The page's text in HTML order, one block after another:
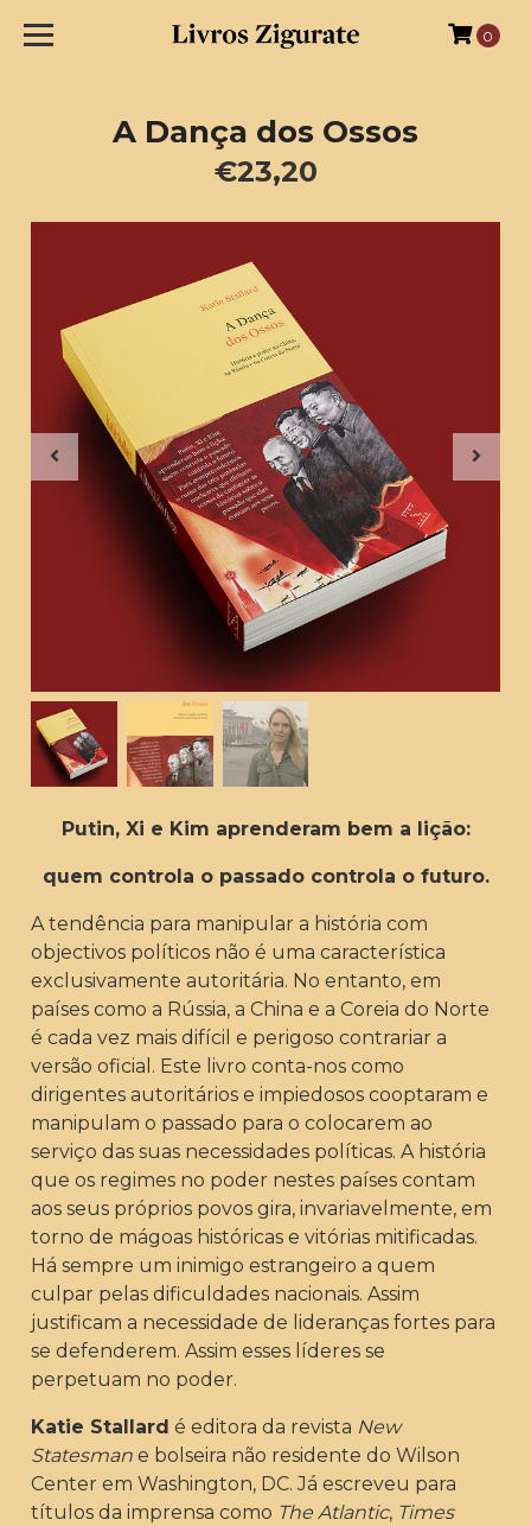
0
A Dança dos Ossos
€23,20
Putin, Xi e Kim aprenderam bem a lição:
quem controla o passado controla o futuro.
A tendência para manipular a história com
objectivos políticos não é uma característica
exclusivamente autoritária. No entanto, em
países como a Rússia, a China e a Coreia do Norte
é cada vez mais difícil e perigoso contrariar a
versão oficial. Este livro conta-nos como
dirigentes autoritários e impiedosos cooptaram e
manipulam o passado para o colocarem ao
serviço das suas necessidades políticas. A história
que os regimes no poder nestes países contam
aos seus próprios povos gira, invariavelmente, em
torno de mágoas históricas e vitórias mitificadas.
Há sempre um inimigo estrangeiro a quem
culpar pelas dificuldades nacionais. Assim
justificam a necessidade de lideranças fortes para
se defenderem. Assim esses líderes se
perpetuam no poder.
Katie Stallard é editora da revista New
Statesman e bolseira não residente do Wilson
Center em Washington, DC. Já escreveu para
títulos da imprensa como The Atlantic, Times